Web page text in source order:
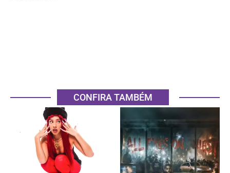
CONFIRA TAMBÉM